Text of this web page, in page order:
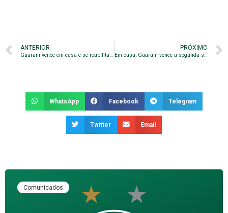
ANTERIOR
Guarani vence em casa e se reabilita Campeonato Brasileiro da série B
PRÓXIMO
Em casa, Guarani vence a segunda seguida na Série B
WhatsApp Facebook Telegram
Twitter Email
Comunicados